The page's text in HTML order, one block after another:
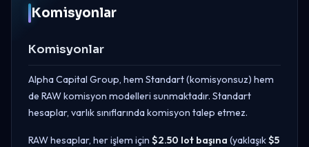
Komisyonlar
Komisyonlar
Alpha Capital Group, hem Standart (komisyonsuz) hem
de RAW komisyon modelleri sunmaktadır. Standart
hesaplar, varlık sınıflarında komisyon talep etmez.
RAW hesaplar, her işlem için $2.50 lot başına (yaklaşık$5